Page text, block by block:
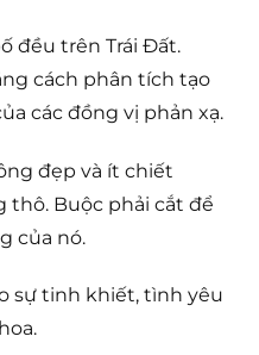
đều trên Trái Đất.
cách phân tích tạo
các đồng vị phản xạ.
đẹp và ít chiết
thô. Buộc phải cắt để
của nó.
sự tinh khiết, tình yêu